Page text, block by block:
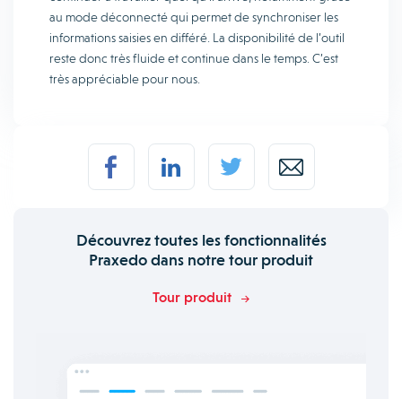
au mode déconnecté qui permet de synchroniser les
informations saisies en différé. La disponibilité de l’outil
reste donc très fluide et continue dans le temps. C’est
très appréciable pour nous.
Découvrez toutes les fonctionnalités
Praxedo dans notre tour produit
Tour produit